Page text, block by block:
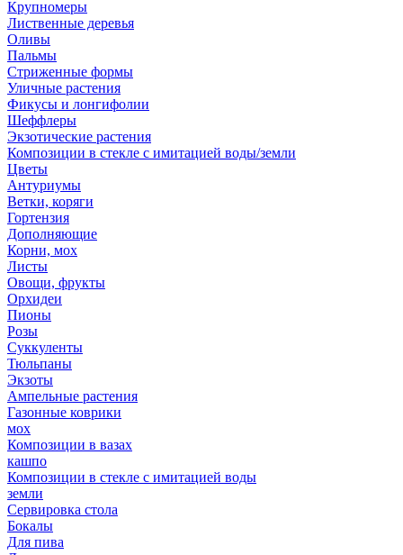
Крупномеры
Лиственные деревья
Оливы
Пальмы
Стриженные формы
Уличные растения
Фикусы и лонгифолии
Шеффлеры
Экзотические растения
Композиции в стекле с имитацией воды/земли
Цветы
Антуриумы
Ветки, коряги
Гортензия
Дополняющие
Корни, мох
Листы
Овощи, фрукты
Орхидеи
Пионы
Розы
Суккуленты
Тюльпаны
Экзоты
Ампельные растения
Газонные коврики
мох
Композиции в вазах
кашпо
Композиции в стекле с имитацией воды
земли
Сервировка стола
Бокалы
Для пива